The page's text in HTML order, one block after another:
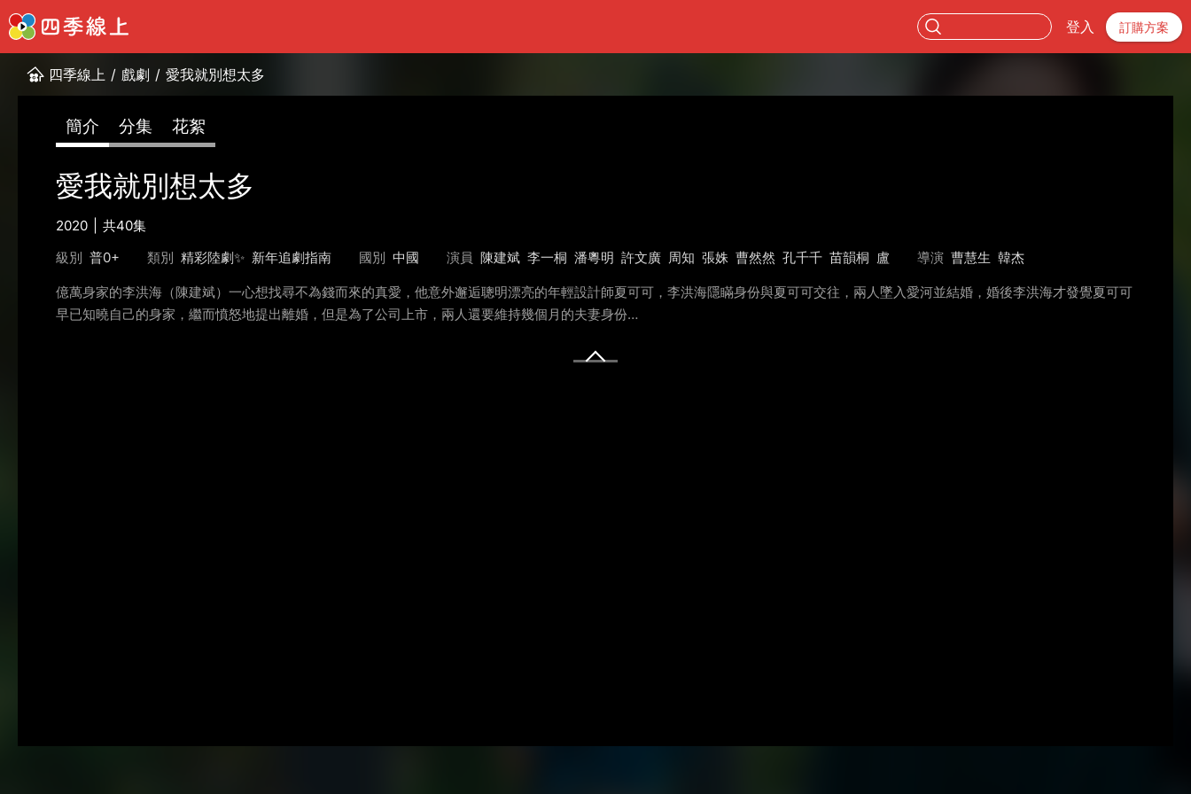
登入 訂購方案
四季線上 / 戲劇 / 愛我就別想太多
簡介 分集 花絮
愛我就別想太多
2020
共40集
級別 普0+ 類別 精彩陸劇✨ 新年追劇指南 國別 中國 演員 陳建斌 李一桐 潘粵明 許文廣 周知 張姝 曹然然 孔千千 苗韻桐 盧 導演 曹慧生 韓杰
億萬身家的李洪海（陳建斌）一心想找尋不為錢而來的真愛，他意外邂逅聰明漂亮的年輕設計師夏可可，李洪海隱瞞身份與夏可可交往，兩人墜入愛河並結婚，婚後李洪海才發覺夏可可
早已知曉自己的身家，繼而憤怒地提出離婚，但是為了公司上市，兩人還要維持幾個月的夫妻身份…